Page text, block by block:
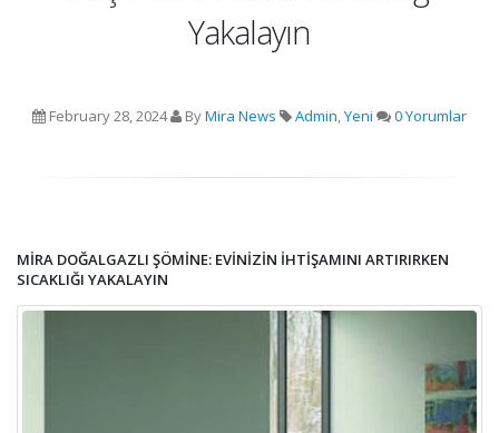
Yakalayın
February 28, 2024 ByMira News Admin,Yeni 0 Yorumlar
MIRA DOĞALGAZLI ŞÖMINE: EVINIZIN İHTIŞAMINI ARTIRIRKEN
SICAKLIĞI YAKALAYIN